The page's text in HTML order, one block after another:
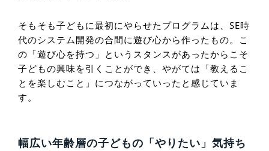
そもそも子どもに最初にやらせたプログラムは、SE時
代のシステム開発の合間に遊び心から作ったもの。こ
の「遊び心を持つ」というスタンスがあったからこそ
子どもの興味を引くことができ、やがては「教えるこ
とを楽しむこと」につながっていったと感じていま
す。
幅広い年齢層の子どもの「やりたい」気持ち